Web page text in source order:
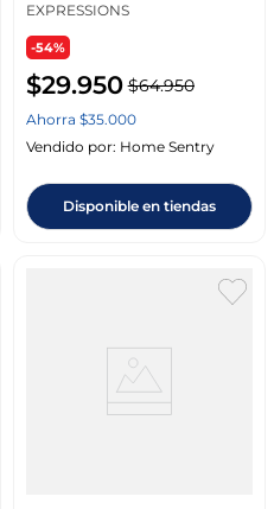
EXPRESSIONS
-54%
$29.950 $64.950
Ahorra $35.000
Vendido por: Home Sentry
Disponible en tiendas